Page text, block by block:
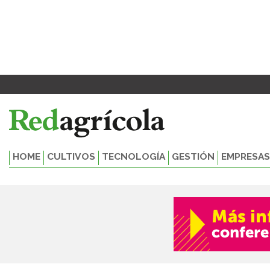
HOME CULTIVOS TECNOLOGÍA GESTIÓN EMPRESAS